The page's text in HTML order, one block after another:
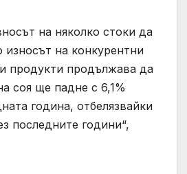
на няколко стоки да
износът на конкурентни
продукти продължава да
соя ще падне с 6,1%
година, отбелязвайки
последните години“,